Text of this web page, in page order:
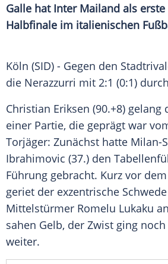
Galle hat Inter Mailand als
Halbfinale im italienischen
Köln (SID) - Gegen den
die Nerazzurri mit 2:1 (0:1)
Christian Eriksen (90.+8) gelang
einer Partie, die geprägt war
Torjäger: Zunächst hatte Milan-
Ibrahimovic (37.) den
Führung gebracht. Kurz vor
geriet der exzentrische
Mittelstürmer Romelu Lukaku
sahen Gelb, der Zwist ging
weiter.